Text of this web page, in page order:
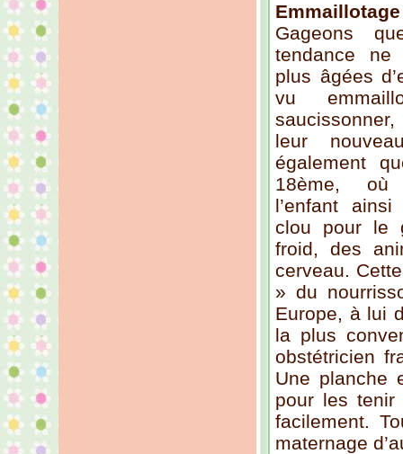
Emmaillotage
Gageons
tendance
plus âgées
vu
leur
également
18ème, où
l’enfant
clou pour le
froid, des
cerveau.
» du
Europe, à lui
la plus
obstétricien
Une planche
pour les
facilement.
maternage